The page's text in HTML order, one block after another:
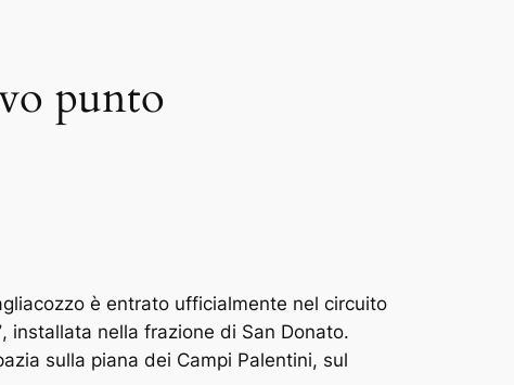
punto
è entrato ufficialmente nel circuito
, installata nella frazione di San Donato.
sulla piana dei Campi Palentini, sul